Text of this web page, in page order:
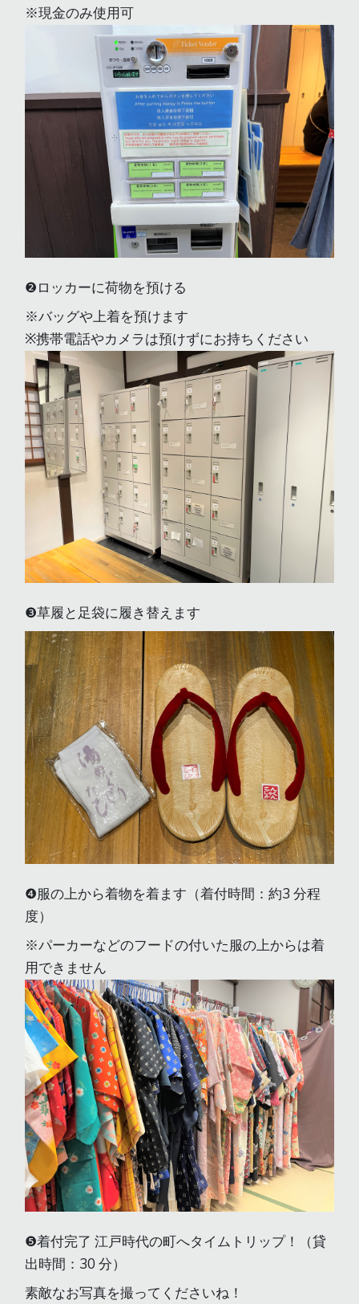
※現金のみ使用可
❷ロッカーに荷物を預ける
※バッグや上着を預けます
※携帯電話やカメラは預けずにお持ちください
❸草履と足袋に履き替えます
❹服の上から着物を着ます（着付時間：約3 分程
度）
※パーカーなどのフードの付いた服の上からは着
用できません
❺着付完了 江戸時代の町へタイムトリップ！（貸
出時間：30 分）
素敵なお写真を撮ってくださいね！